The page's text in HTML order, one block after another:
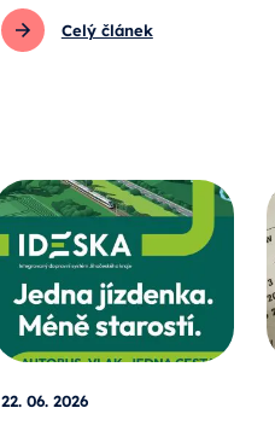
Celý článek
22. 06. 2026